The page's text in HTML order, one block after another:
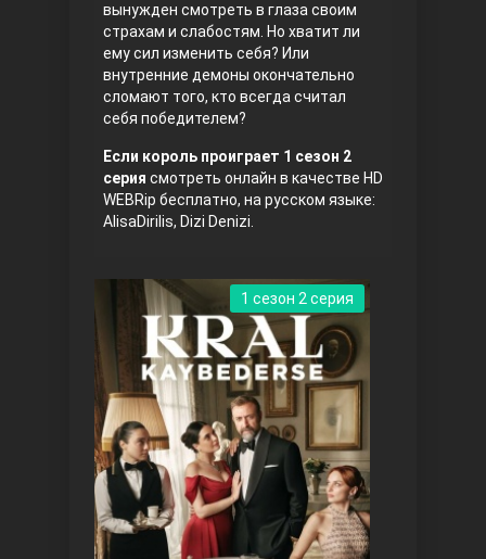
Любовь напрокат
Три сестры
вынужден смотреть в глаза своим
страхам и слабостям. Но хватит ли
ему сил изменить себя? Или
внутренние демоны окончательно
сломают того, кто всегда считал
себя победителем?
Если король проиграет 1 сезон 2
серия смотреть онлайн в качестве HD
WEBRip бесплатно, на русском языке:
AlisaDirilis, Dizi Denizi.
1 сезон 2 серия